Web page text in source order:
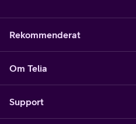
Rekommenderat
Om Telia
Support